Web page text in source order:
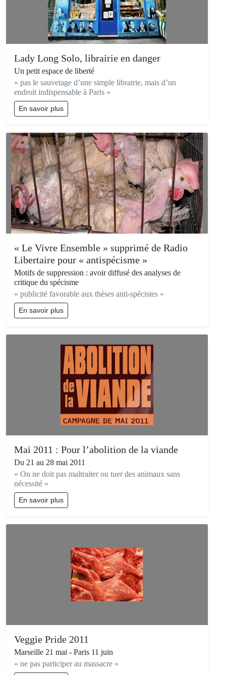
Lady Long Solo, librairie en danger
Un petit espace de liberté
« pas le sauvetage d’une simple librairie, mais d’un
endroit indispensable à Paris »
En savoir plus
« Le Vivre Ensemble » supprimé de Radio
Libertaire pour « antispécisme »
Motifs de suppression : avoir diffusé des analyses de
critique du spécisme
« publicité favorable aux thèses anti-spécistes »
En savoir plus
Mai 2011 : Pour l’abolition de la viande
Du 21 au 28 mai 2011
« On ne doit pas maltraiter ou tuer des animaux sans
nécessité »
En savoir plus
Veggie Pride 2011
Marseille 21 mai - Paris 11 juin
« ne pas participer au massacre »